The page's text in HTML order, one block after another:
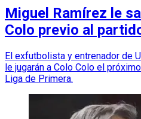
Miguel Ramírez le
Colo previo al
El exfutbolista y entrenador de
le jugarán a Colo Colo el
Liga de Primera.